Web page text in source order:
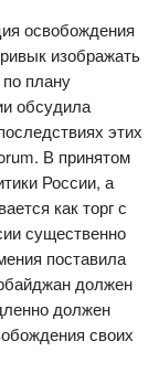
освобождения
изображать
плану
обсудила
этих
В принятом
России, а
как торг с
существенно
поставила
должен
должен
своих